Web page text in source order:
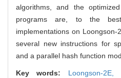
algorithms, and the
programs are, to the
implementations on
several new instructions for
and a parallel hash function
Key words: Loongson-2E,